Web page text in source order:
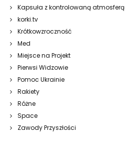
Kapsuła z kontrolowaną atmosferą
korki.tv
Krótkowzroczność
Med
Miejsce na Projekt
Pierwsi Widzowie
Pomoc Ukrainie
Rakiety
Różne
Space
Zawody Przyszłości